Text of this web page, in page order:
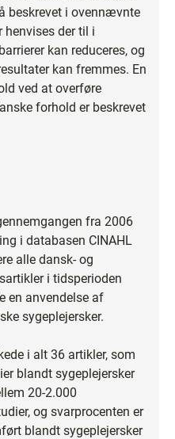
beskrevet i ovennævnte
henvises der til i
kan reduceres, og
kan fremmes. En
ved at overføre
forhold er beskrevet
fra 2006
i databasen CINAHL
alle dansk- og
i tidsperioden
en anvendelse af
sygeplejersker.
i alt 36 artikler, som
blandt sygeplejersker
20-2.000
og svarprocenten er
blandt sygeplejersker